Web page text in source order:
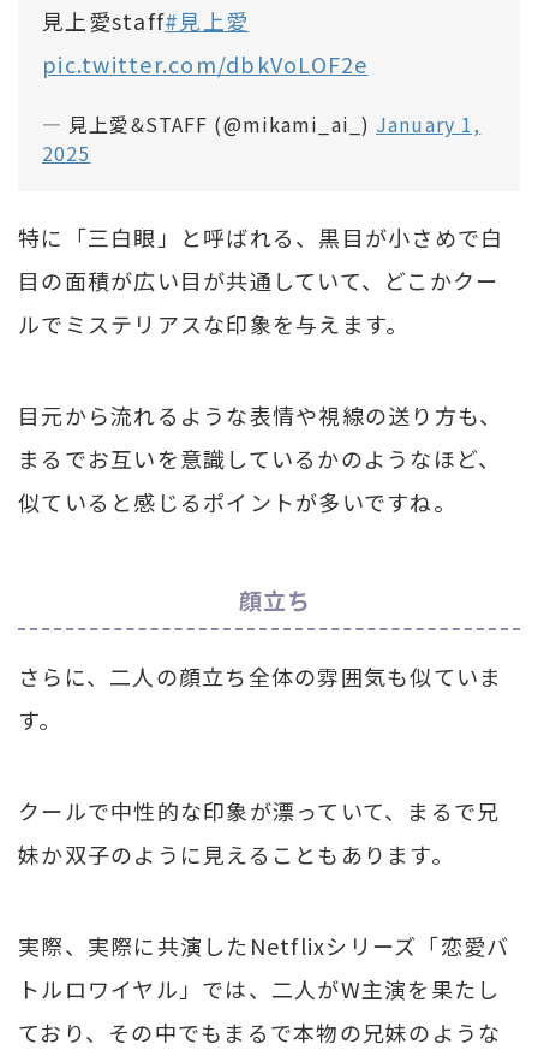
見上愛staff#見上愛
pic.twitter.com/dbkVoLOF2e
— 見上愛&STAFF (@mikami_ai_) January 1,
2025
特に「三白眼」と呼ばれる、黒目が小さめで白
目の面積が広い目が共通していて、どこかクー
ルでミステリアスな印象を与えます。
目元から流れるような表情や視線の送り方も、
まるでお互いを意識しているかのようなほど、
似ていると感じるポイントが多いですね。
顔立ち
さらに、二人の顔立ち全体の雰囲気も似ていま
す。
クールで中性的な印象が漂っていて、まるで兄
妹か双子のように見えることもあります。
実際、実際に共演したNetflixシリーズ「恋愛バ
トルロワイヤル」では、二人がW主演を果たし
ており、その中でもまるで本物の兄妹のような